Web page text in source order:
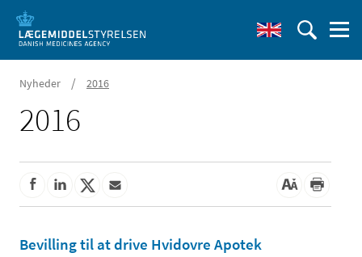
Nyheder / 2016
2016
Bevilling til at drive Hvidovre Apotek